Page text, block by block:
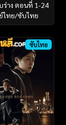
ร่าง ตอนที่ 1-24
ไทย/ซับไทย
ซับไทย